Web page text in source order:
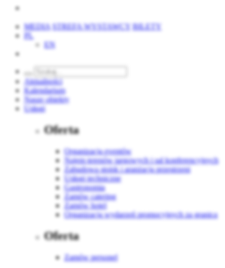
MEDIA STREFA WYSTAWCY BILETY
PL
EN
Aktualności
Kalendarium
Nasze obiekty
Usługi
Oferta
Organizacja eventów
Najem terenów targowych i sal konferencyjnych
Zabudowa stoisk i aranżacja przestrzeni
Usługi techniczne
Gastronomia
Zamów catering
Zamów hotel
Organizacja wydarzeń promocyjnych za granicą
Oferta
Zamów personel